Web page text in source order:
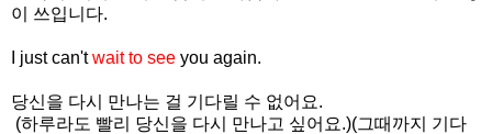
이 쓰입니다.
I just can'twait to see you again.
당신을 다시 만나는 걸 기다릴 수 없어요.
(하루라도 빨리 당신을 다시 만나고 싶어요.)(그때까지 기다